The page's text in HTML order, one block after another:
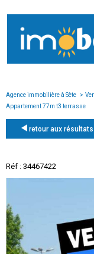
Agence immobilière à Sète
Appartement 77m t3 terrasse
retour aux résultats
Réf : 34467422